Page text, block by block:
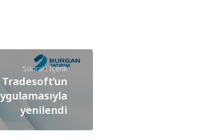
Sonraki İçerik
yenilendi